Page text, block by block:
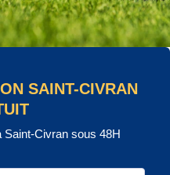
SAINT-CIVRAN
Saint-Civran sous 48H